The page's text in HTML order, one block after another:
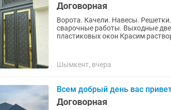
Договорная
Ворота. Качели. Навесы.
сварочные работы. Выходные
пластиковых окон Красим
Шымкент, вчера
Всем добрый день вас
Договорная